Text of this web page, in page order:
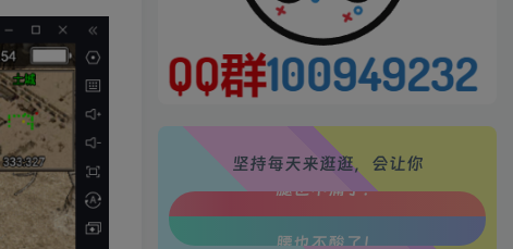
坚持每天来逛逛，会让你
走路也有劲了！
腿也不痛了！
工作也轻松了！